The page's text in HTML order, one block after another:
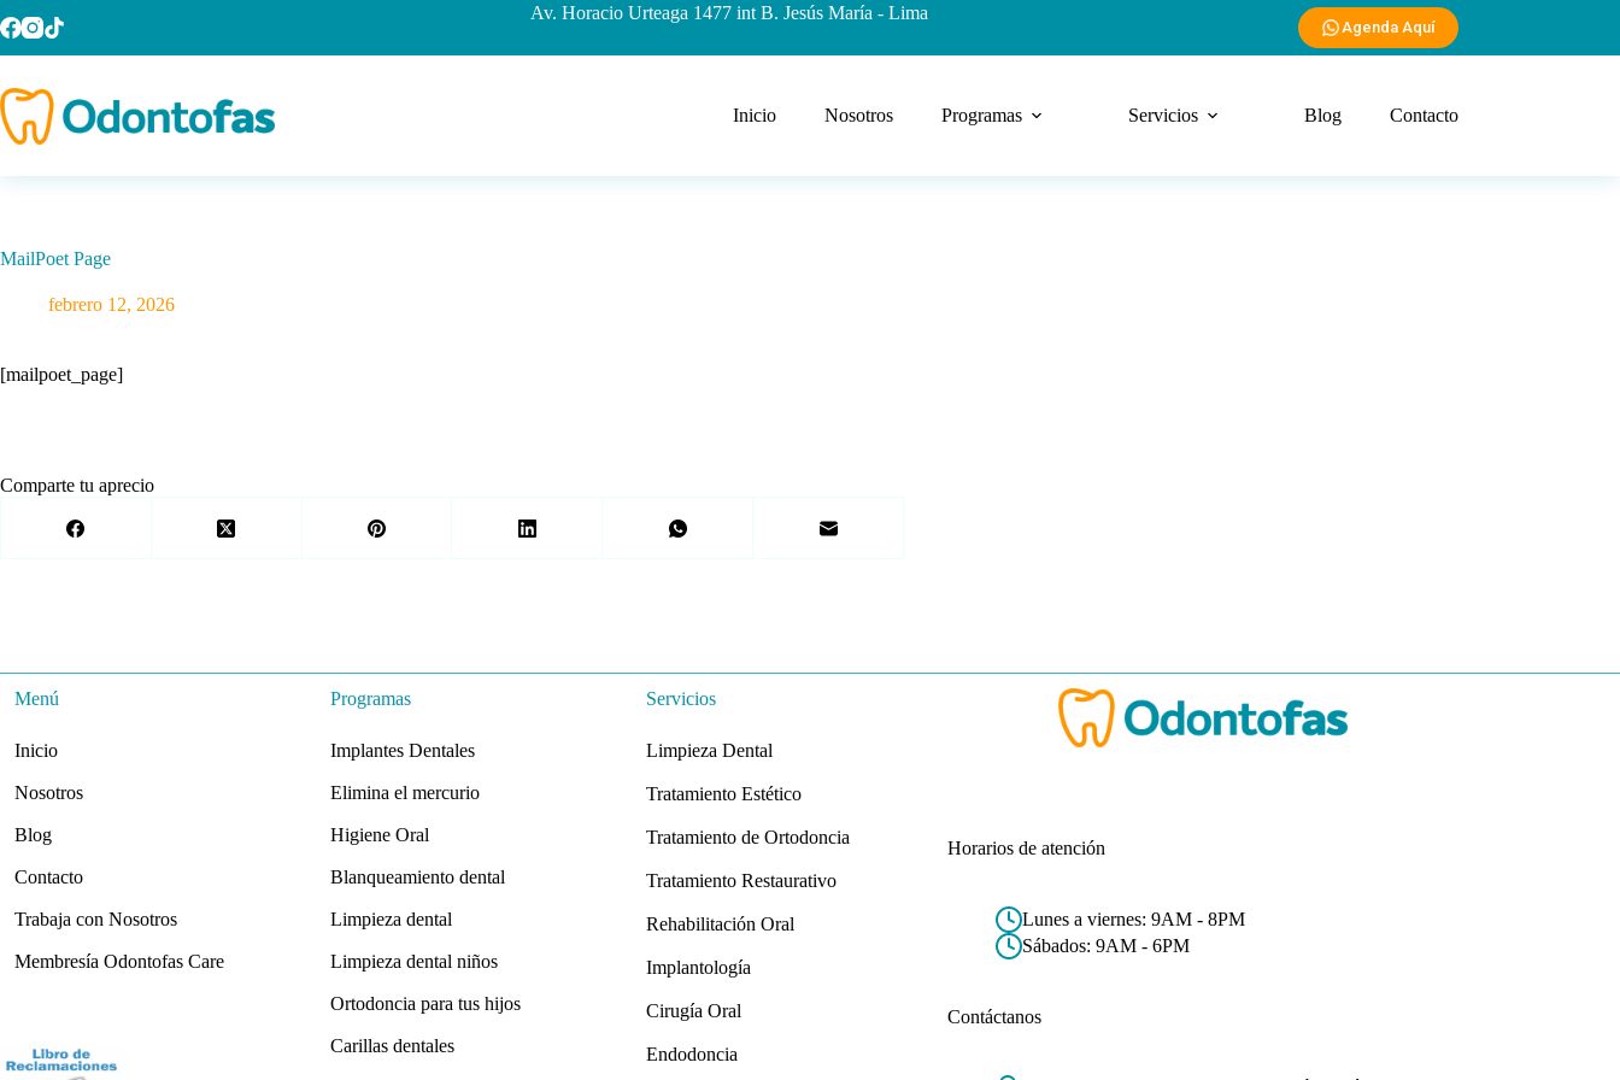
al
contenido
Av. Horacio Urteaga 1477 int B. Jesús María - Lima
Agenda Aquí
Inicio Nosotros Programas Servicios Blog Contacto
MailPoet Page
febrero 12, 2026
[mailpoet_page]
Comparte tu aprecio
Menú
Inicio
Nosotros
Blog
Contacto
Trabaja con Nosotros
Membresía Odontofas Care
Programas
Implantes Dentales
Elimina el mercurio
Higiene Oral
Blanqueamiento dental
Limpieza dental
Limpieza dental niños
Ortodoncia para tus hijos
Carillas dentales
Servicios
Limpieza Dental
Tratamiento Estético
Tratamiento de Ortodoncia
Tratamiento Restaurativo
Rehabilitación Oral
Implantología
Cirugía Oral
Endodoncia
Horarios de atención
Lunes a viernes: 9AM - 8PM
Sábados: 9AM - 6PM
Contáctanos